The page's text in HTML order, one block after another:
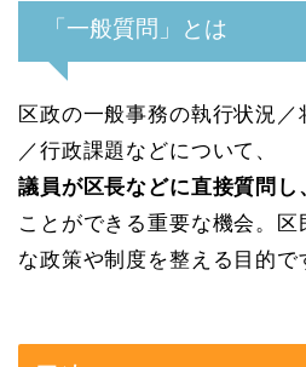
「一般質問」とは
区政の一般事務の執行状況
／行政課題などについて、
議員が区長などに直接質問
ことができる重要な機会。
な政策や制度を整える目的で